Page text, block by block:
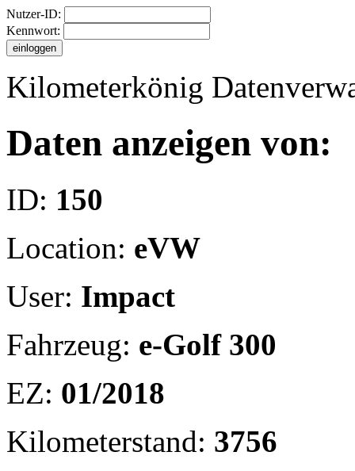
Nutzer-ID:
Kennwort:
Kilometerkönig
Daten anzeigen von:
ID: 150
Location: eVW
User: Impact
Fahrzeug: e-Golf 300
EZ: 01/2018
Kilometerstand: 3756